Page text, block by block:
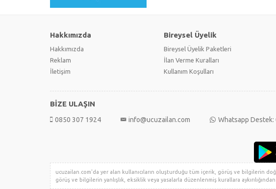
Hakkımızda
Hakkımızda
Reklam
İletişim
Bireysel Üyelik
Bireysel Üyelik Paketleri
İlan Verme Kuralları
Kullanım Koşulları
BİZE ULAŞIN
0850 307 1924 info@ucuzailan.com Whatsapp
ucuzailan.com'da yer alan kullanıcıların oluşturduğu tüm içerik, görüş ve bilgilerin
görüş ve bilgilerin yanlışlık, eksiklik veya yasalarla düzenlenmiş kurallara